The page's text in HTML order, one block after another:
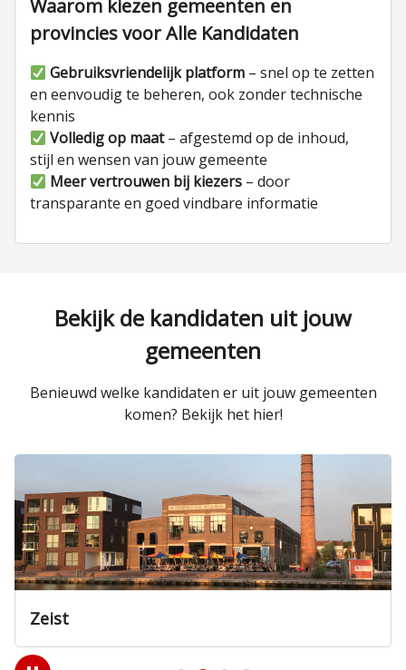
Waarom kiezen gemeenten en
provincies voor Alle Kandidaten
Gebruiksvriendelijk platform – snel op te zetten
en eenvoudig te beheren, ook zonder technische
kennis
Volledig op maat– afgestemd op de inhoud,
stijl en wensen van jouw gemeente
Meer vertrouwen bij kiezers – door
transparante en goed vindbare informatie
Bekijk de kandidaten uit jouw
gemeenten
Benieuwd welke kandidaten er uit jouw gemeenten
komen? Bekijk het hier!
Amersfoort